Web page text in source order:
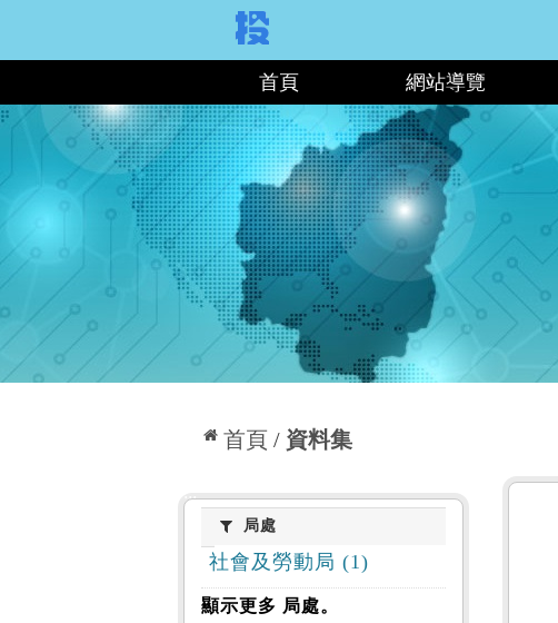
首頁 網站導覽
首頁 資料集
局處局處
社會及勞動局 (1)
顯示更多 局處。